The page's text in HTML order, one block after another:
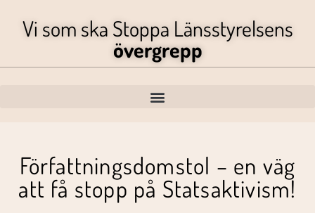
Vi som ska Stoppa Länsstyrelsens
övergrepp
Författningsdomstol – en väg
att få stopp på Statsaktivism!